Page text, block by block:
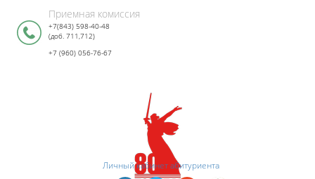
Приемная комиссия
+7(843) 598-40-48
(доб. 711,712)
+7 (960) 056-76-67
Личный кабинет абитуриента